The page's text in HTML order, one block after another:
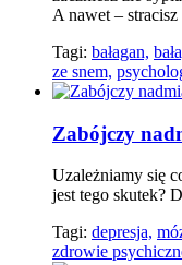
A nawet –
Tagi: bałagan,
ze snem,
Zabójczy
Uzależniamy się
jest tego skutek?
Tagi: depresja,
zdrowie